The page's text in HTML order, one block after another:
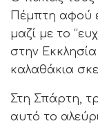
Πέμπτη αφού
μαζί με το
στην
καλαθάκια
Στη Σπάρτη,
αυτό το